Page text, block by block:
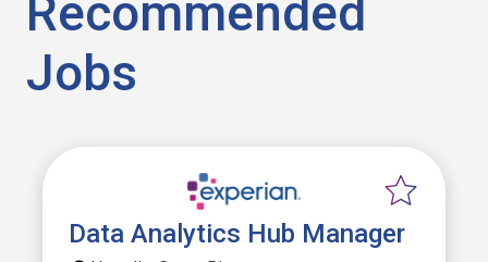
Recommended
Jobs
Data Analytics Hub Manager